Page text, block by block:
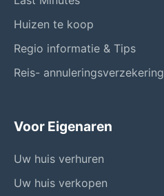
Huizen te koop
Regio informatie & Tips
Reis- annuleringsverzekering
Voor Eigenaren
Uw huis verhuren
Uw huis verkopen